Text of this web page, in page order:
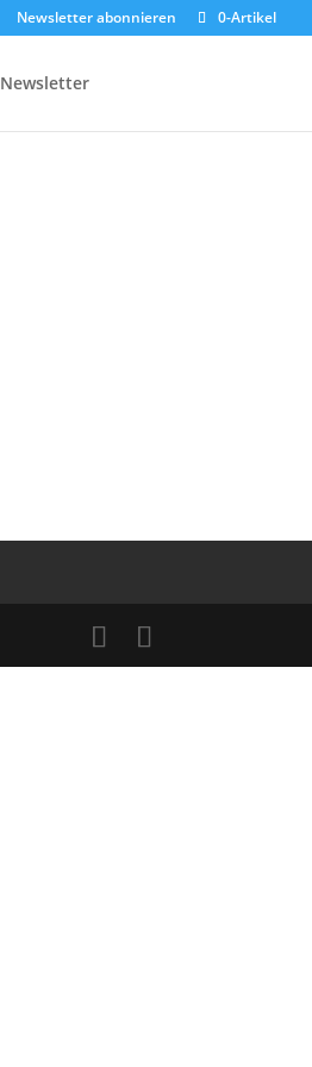
Newsletter abonnieren 0-Artikel
Newsletter